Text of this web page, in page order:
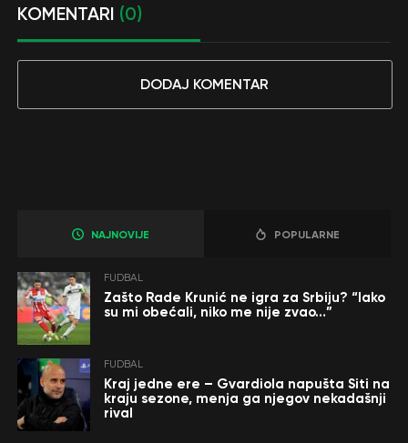
KOMENTARI (0)
DODAJ KOMENTAR
NAJNOVIJE POPULARNE
FUDBAL
Zašto Rade Krunić ne igra za Srbiju? “Iako
su mi obećali, niko me nije zvao…”
FUDBAL
Kraj jedne ere – Gvardiola napušta Siti na
kraju sezone, menja ga njegov nekadašnji
rival